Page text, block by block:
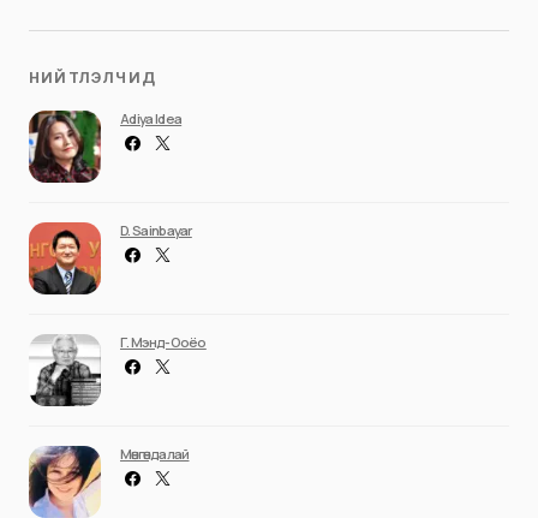
НИЙТЛЭЛЧИД
Adiya Idea
D. Sainbayar
Г. Мэнд-Ооёо
Мөнгөндалай